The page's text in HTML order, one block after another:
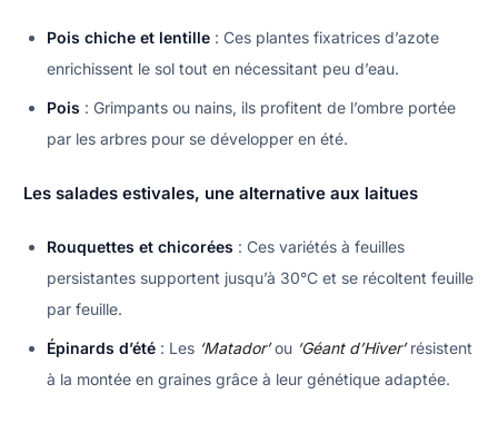
Pois chiche et lentille : Ces plantes fixatrices d’azote
enrichissent le sol tout en nécessitant peu d’eau.
Pois : Grimpants ou nains, ils profitent de l’ombre portée
par les arbres pour se développer en été.
Les salades estivales, une alternative aux laitues
Rouquettes et chicorées : Ces variétés à feuilles
persistantes supportent jusqu’à 30°C et se récoltent feuille
par feuille.
Épinards d’été : Les ‘Matador’ou ‘Géant d’Hiver’résistent
à la montée en graines grâce à leur génétique adaptée.